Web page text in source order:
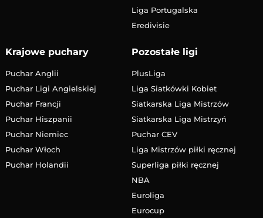
Liga Portugalska
Eredivisie
Krajowe puchary
Puchar Anglii
Puchar Ligi Angielskiej
Puchar Francji
Puchar Hiszpanii
Puchar Niemiec
Puchar Włoch
Puchar Holandii
Pozostałe ligi
PlusLiga
Liga Siatkówki Kobiet
Siatkarska Liga Mistrzów
Siatkarska Liga Mistrzyń
Puchar CEV
Liga Mistrzów piłki ręcznej
Superliga piłki ręcznej
NBA
Euroliga
Eurocup